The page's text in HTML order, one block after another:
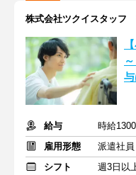
株式会社ツクイスタッフ
給与
時給
雇用形態
派遣社員
シフト
週3日以